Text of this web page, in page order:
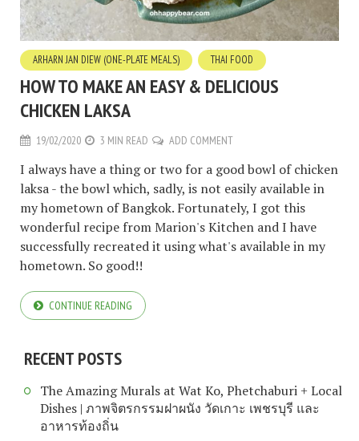
ARHARN JAN DIEW (ONE-PLATE MEALS) THAI FOOD
HOW TO MAKE AN EASY & DELICIOUS
CHICKEN LAKSA
19/02/2020 3 MIN READ ADD COMMENT
I always have a thing or two for a good bowl of chicken
laksa - the bowl which, sadly, is not easily available in
my hometown of Bangkok. Fortunately, I got this
wonderful recipe from Marion's Kitchen and I have
successfully recreated it using what's available in my
hometown. So good!!
CONTINUE READING
RECENT POSTS
The Amazing Murals at Wat Ko, Phetchaburi + Local
Dishes | ภาพจิตรกรรมฝาผนัง วัดเกาะ เพชรบุรี และ
อาหารท้องถิ่น